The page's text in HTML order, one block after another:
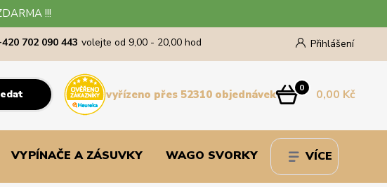
!!!
Přihlášení
702 090 443 volejte od 9,00 - 20,00 hod
0 0,00 Kč
vyřízeno přes 52310 objednávek
VYPÍNAČE A ZÁSUVKY WAGO SVORKY VÍCE